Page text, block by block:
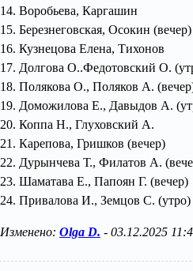
14. Воробьева, Каргашин
15. Березнеговская, Осокин (вечер)
16. Кузнецова Елена, Тихонов
17. Долгова О..Федотовский О.
18. Полякова О., Поляков А.
19. Доможилова Е., Давыдов А.
20. Коппа Н., Глуховский А.
21. Карепова, Гришков (вечер)
22. Дурынчева Т., Филатов А.
23. Шаматава Е., Папоян Г. (вечер)
24. Привалова И., Земцов С. (утро)
Изменено: Olga D. - 03.12.2025